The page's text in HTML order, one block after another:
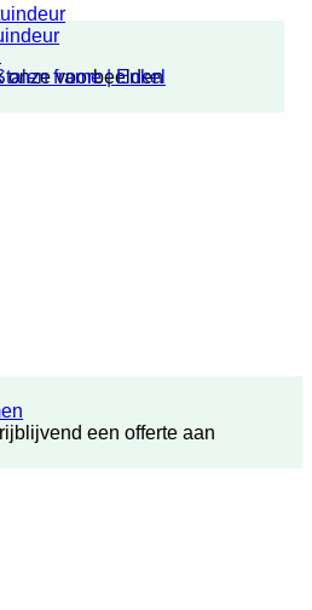
onze voorbeelden
een offerte aan
frame | Enkel